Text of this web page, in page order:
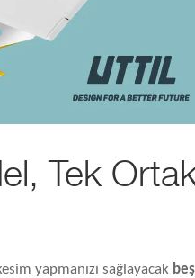
Tek
yapmanızı sağlayacak beş